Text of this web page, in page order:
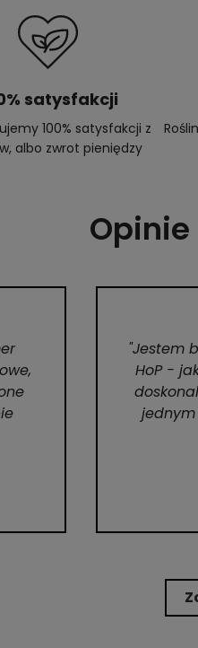
satysfakcji
100% satysfakcji z
albo zwrot pieniędzy
"Jestem
HoP -